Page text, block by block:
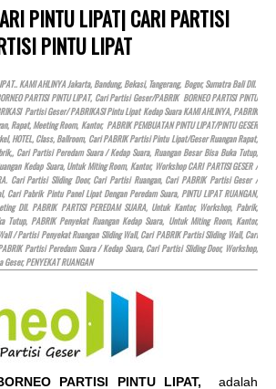
PINTU LIPAT| CARI PARTISI
PINTU LIPAT
KAMI AHLINYA Jakarta, Bandung, Bekasi, Tangerang, Bogor, Sumatra Bali Dll.
PARTISI PINTU LIPAT, Cari Partisi Geser/PABRIK BORNEO PARTISI PINTU
Partisi Geser/ PABRIKASI Pintu Lipat Kedap Suara KAMI AHLINYA, PABRIK
Rapat, Meeting Room, Kantor, PABRIK PEMBUATAN PINTU LIPAT/PINTU GESER
HOTEL, Class, Ballroom, Cari PABRIK Partisi Pintu Lipat/Geser Ruangan Rapat,
Cari Partisi Peredam Suara / Kedap Suara, Ruangan Besar Bisa Buka Tutup,
Kedap Suara, Untuk Miting Room, Kantor, Workshop CARI PARTISI GESER /
Cari Partisi Sliding Door, Cari Partisi Ruangan, Cari PABRIK Partisi Geser /
Cari Pabrik Pintu Panel Lipat Dengan Peredam Suara, PINTU LIPAT RUANGAN,
Dll. PABRIK PARTISI PEREDAM SUARA, Untuk Kantor, Workshop, Pabrik,
Tutup, PABRIK Penyekat Ruangan Kedap Suara, Untuk Miting Room, Kantor,
/ Partisi Penyekat Ruangan Sliding Wall, Cari PABRIK Partisi Sliding Wall, Cari
Partisi Peredam Suara / Kedap Suara, Cari Partisi Sliding Door, Workshop,
PENYEKAT RUANGAN
PARTISI PINTU LIPAT, adalah